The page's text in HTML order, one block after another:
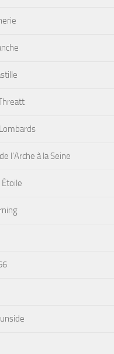
l'Arche à la Seine
Étoile